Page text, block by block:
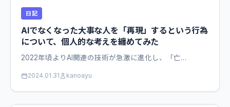
日記
AIでなくなった大事な人を「再現」するという行為
について、個人的な考えを纏めてみた
2022年頃よりAI関連の技術が急激に進化し、「亡…
2024.01.31 kanoayu